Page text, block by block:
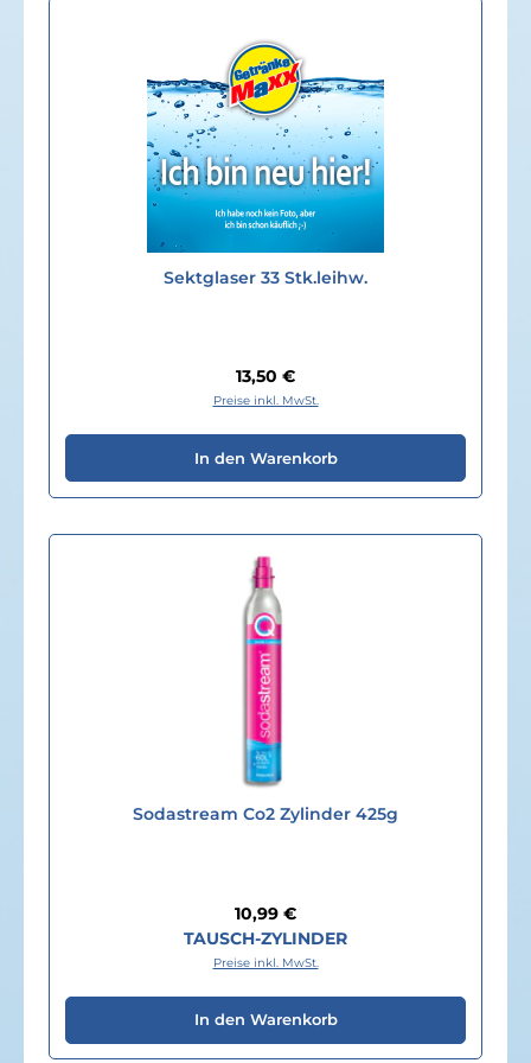
Sektglaser 33 Stk.leihw.
Regulärer Preis:
13,50 €
Preise inkl. MwSt.
In den Warenkorb
Sodastream Co2 Zylinder 425g
Regulärer Preis:
10,99 €
TAUSCH-ZYLINDER
Preise inkl. MwSt.
In den Warenkorb